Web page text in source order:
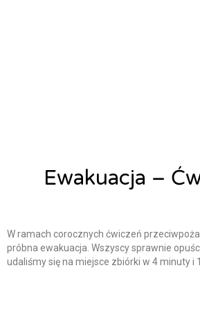
Ewakuacja –
W ramach corocznych ćwiczeń
próbna ewakuacja. Wszyscy sprawnie
udaliśmy się na miejsce zbiórki w 4 minuty i